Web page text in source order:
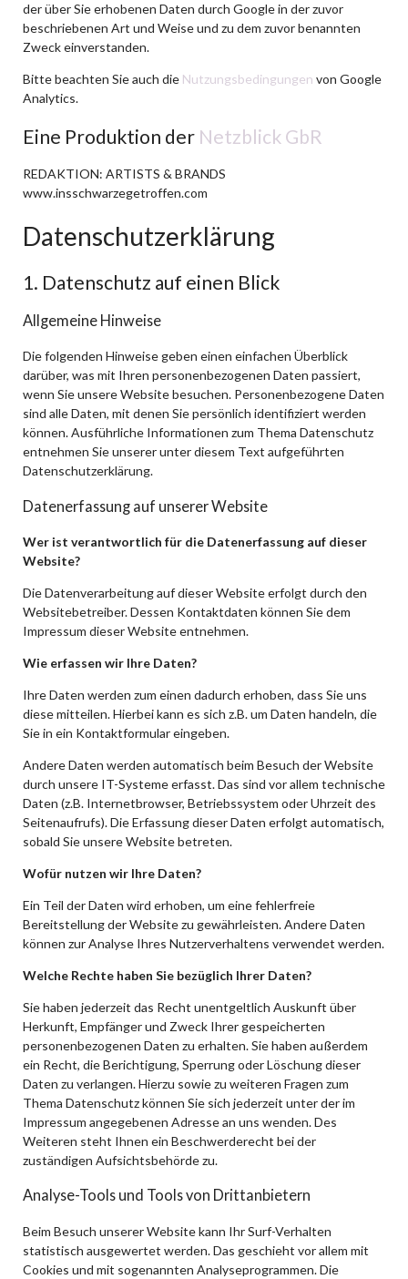
der über Sie erhobenen Daten durch Google in der zuvor
beschriebenen Art und Weise und zu dem zuvor benannten
Zweck einverstanden.
Bitte beachten Sie auch die Nutzungsbedingungen von Google
Analytics.
Eine Produktion der Netzblick GbR
REDAKTION: ARTISTS & BRANDS
www.insschwarzegetroffen.com
Datenschutzerklärung
1. Datenschutz auf einen Blick
Allgemeine Hinweise
Die folgenden Hinweise geben einen einfachen Überblick
darüber, was mit Ihren personenbezogenen Daten passiert,
wenn Sie unsere Website besuchen. Personenbezogene Daten
sind alle Daten, mit denen Sie persönlich identifiziert werden
können. Ausführliche Informationen zum Thema Datenschutz
entnehmen Sie unserer unter diesem Text aufgeführten
Datenschutzerklärung.
Datenerfassung auf unserer Website
Wer ist verantwortlich für die Datenerfassung auf dieser
Website?
Die Datenverarbeitung auf dieser Website erfolgt durch den
Websitebetreiber. Dessen Kontaktdaten können Sie dem
Impressum dieser Website entnehmen.
Wie erfassen wir Ihre Daten?
Ihre Daten werden zum einen dadurch erhoben, dass Sie uns
diese mitteilen. Hierbei kann es sich z.B. um Daten handeln, die
Sie in ein Kontaktformular eingeben.
Andere Daten werden automatisch beim Besuch der Website
durch unsere IT-Systeme erfasst. Das sind vor allem technische
Daten (z.B. Internetbrowser, Betriebssystem oder Uhrzeit des
Seitenaufrufs). Die Erfassung dieser Daten erfolgt automatisch,
sobald Sie unsere Website betreten.
Wofür nutzen wir Ihre Daten?
Ein Teil der Daten wird erhoben, um eine fehlerfreie
Bereitstellung der Website zu gewährleisten. Andere Daten
können zur Analyse Ihres Nutzerverhaltens verwendet werden.
Welche Rechte haben Sie bezüglich Ihrer Daten?
Sie haben jederzeit das Recht unentgeltlich Auskunft über
Herkunft, Empfänger und Zweck Ihrer gespeicherten
personenbezogenen Daten zu erhalten. Sie haben außerdem
ein Recht, die Berichtigung, Sperrung oder Löschung dieser
Daten zu verlangen. Hierzu sowie zu weiteren Fragen zum
Thema Datenschutz können Sie sich jederzeit unter der im
Impressum angegebenen Adresse an uns wenden. Des
Weiteren steht Ihnen ein Beschwerderecht bei der
zuständigen Aufsichtsbehörde zu.
Analyse-Tools und Tools von Drittanbietern
Beim Besuch unserer Website kann Ihr Surf-Verhalten
statistisch ausgewertet werden. Das geschieht vor allem mit
Cookies und mit sogenannten Analyseprogrammen. Die